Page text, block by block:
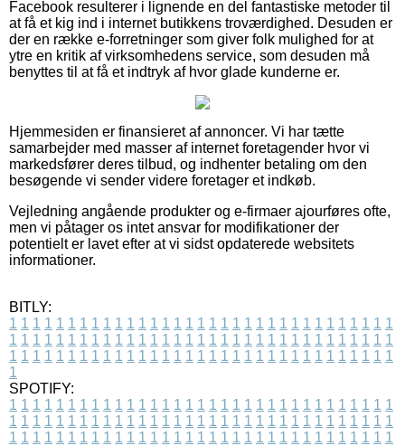
Facebook resulterer i lignende en del fantastiske metoder til
at få et kig ind i internet butikkens troværdighed. Desuden er
der en række e-forretninger som giver folk mulighed for at
ytre en kritik af virksomhedens service, som desuden må
benyttes til at få et indtryk af hvor glade kunderne er.
Hjemmesiden er finansieret af annoncer. Vi har tætte
samarbejder med masser af internet foretagender hvor vi
markedsfører deres tilbud, og indhenter betaling om den
besøgende vi sender videre foretager et indkøb.
Vejledning angående produkter og e-firmaer ajourføres ofte,
men vi påtager os intet ansvar for modifikationer der
potentielt er lavet efter at vi sidst opdaterede websitets
informationer.
BITLY:
1 1 1 1 1 1 1 1 1 1 1 1 1 1 1 1 1 1 1 1 1 1 1 1 1 1 1 1 1 1 1 1 1
1 1 1 1 1 1 1 1 1 1 1 1 1 1 1 1 1 1 1 1 1 1 1 1 1 1 1 1 1 1 1 1 1
1 1 1 1 1 1 1 1 1 1 1 1 1 1 1 1 1 1 1 1 1 1 1 1 1 1 1 1 1 1 1 1 1
1
SPOTIFY:
1 1 1 1 1 1 1 1 1 1 1 1 1 1 1 1 1 1 1 1 1 1 1 1 1 1 1 1 1 1 1 1 1
1 1 1 1 1 1 1 1 1 1 1 1 1 1 1 1 1 1 1 1 1 1 1 1 1 1 1 1 1 1 1 1 1
1 1 1 1 1 1 1 1 1 1 1 1 1 1 1 1 1 1 1 1 1 1 1 1 1 1 1 1 1 1 1 1 1